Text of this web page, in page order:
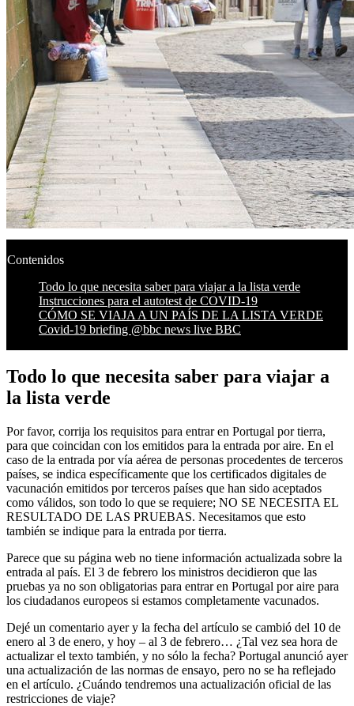
Contenidos
Todo lo que necesita saber para viajar a la lista verde
Instrucciones para el autotest de COVID-19
CÓMO SE VIAJA A UN PAÍS DE LA LISTA VERDE
Covid-19 briefing @bbc news live BBC
Todo lo que necesita saber para viajar a
la lista verde
Por favor, corrija los requisitos para entrar en Portugal por tierra,
para que coincidan con los emitidos para la entrada por aire. En el
caso de la entrada por vía aérea de personas procedentes de terceros
países, se indica específicamente que los certificados digitales de
vacunación emitidos por terceros países que han sido aceptados
como válidos, son todo lo que se requiere; NO SE NECESITA EL
RESULTADO DE LAS PRUEBAS. Necesitamos que esto
también se indique para la entrada por tierra.
Parece que su página web no tiene información actualizada sobre la
entrada al país. El 3 de febrero los ministros decidieron que las
pruebas ya no son obligatorias para entrar en Portugal por aire para
los ciudadanos europeos si estamos completamente vacunados.
Dejé un comentario ayer y la fecha del artículo se cambió del 10 de
enero al 3 de enero, y hoy – al 3 de febrero… ¿Tal vez sea hora de
actualizar el texto también, y no sólo la fecha? Portugal anunció ayer
una actualización de las normas de ensayo, pero no se ha reflejado
en el artículo. ¿Cuándo tendremos una actualización oficial de las
restricciones de viaje?